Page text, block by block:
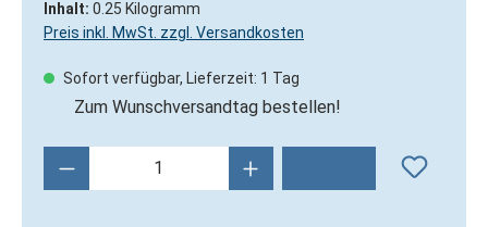
Inhalt: 0.25 Kilogramm
Preis inkl. MwSt. zzgl. Versandkosten
Sofort verfügbar, Lieferzeit: 1 Tag
Zum Wunschversandtag bestellen!
Produkt Anzahl: Gib den gewünschten